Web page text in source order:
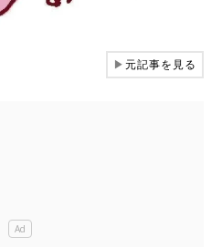
▶元記事を見る